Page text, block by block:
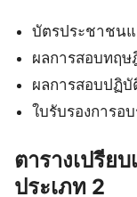
บัตรประชาชน
ผลการสอบทฤษ
ผลการสอบปฏิบั
ใบรับรองการอ
ตารางเปรีย
ประเภท 2